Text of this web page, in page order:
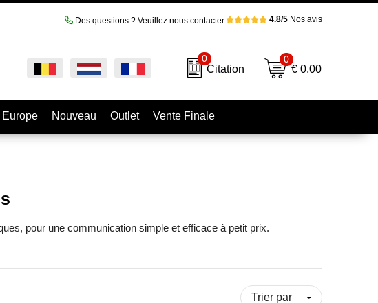
Des questions ? Veuillez nous contacter. 4.8/5Nos avis
0
Citation
0
€ 0,00
Nouveau Outlet Vente Finale
pour une communication simple et efficace à petit prix.